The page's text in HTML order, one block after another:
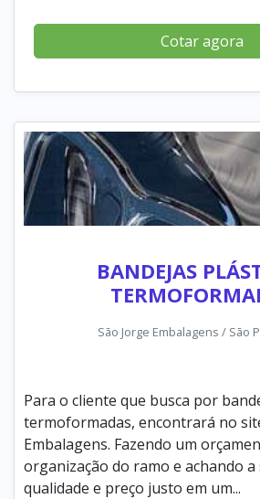
Cotar agora
BANDEJAS
São Jorge Embalagens / São
Para o cliente que busca por
termoformadas, encontrará no
Embalagens. Fazendo um
organização do ramo e achando a
qualidade e preço justo em um...